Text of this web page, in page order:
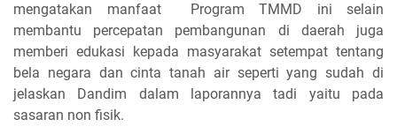
mengatakan manfaat Program TMMD ini selain
membantu percepatan pembangunan di daerah juga
memberi edukasi kepada masyarakat setempat tentang
bela negara dan cinta tanah air seperti yang sudah di
jelaskan Dandim dalam laporannya tadi yaitu pada
sasaran non fisik.